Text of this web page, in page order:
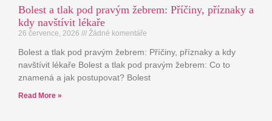
Bolest a tlak pod pravým žebrem: Příčiny, příznaky a
kdy navštívit lékaře
26 července, 2026 Žádné komentáře
Bolest a tlak pod pravým žebrem: Příčiny, příznaky a kdy
navštívit lékaře Bolest a tlak pod pravým žebrem: Co to
znamená a jak postupovat? Bolest
Read More »